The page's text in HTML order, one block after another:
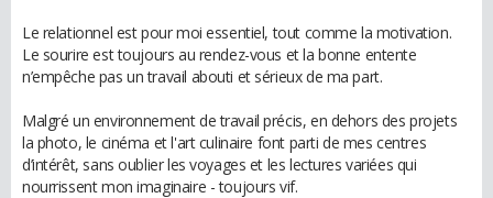
Le relationnel est pour moi essentiel, tout comme la motivation.
Le sourire est toujours au rendez-vous et la bonne entente
n’empêche pas un travail abouti et sérieux de ma part.
Malgré un environnement de travail précis, en dehors des projets
la photo, le cinéma et l'art culinaire font parti de mes centres
d’intérêt, sans oublier les voyages et les lectures variées qui
nourrissent mon imaginaire - toujours vif.